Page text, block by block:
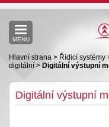
MENU
Hlavní strana > Řídicí systémy
digitální > Digitální výstupní
Digitální výstupní